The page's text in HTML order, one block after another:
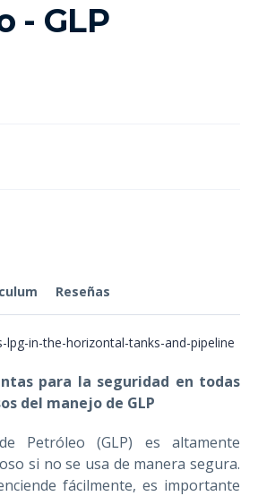
- GLP
Reseñas
para la seguridad en todas
del manejo de GLP
Petróleo (GLP) es altamente
si no se usa de manera segura.
fácilmente, es importante